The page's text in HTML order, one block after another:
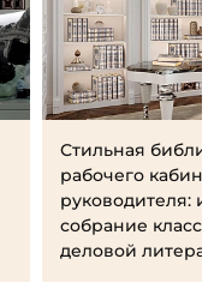
Стильная
рабочего
руководителя:
собрание
деловой